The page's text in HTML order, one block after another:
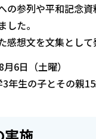
の参列や平和記念
た。
感想文を文集として
6日（土曜）
年生の子とその親